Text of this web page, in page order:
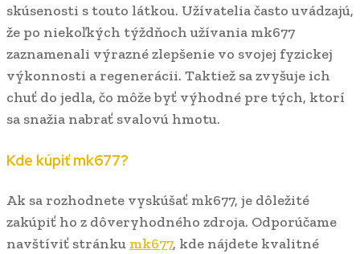
skúsenosti s touto látkou. Užívatelia často uvádzajú,
že po niekoľkých týždňoch užívania mk677
zaznamenali výrazné zlepšenie vo svojej fyzickej
výkonnosti a regenerácii. Taktiež sa zvyšuje ich
chuť do jedla, čo môže byť výhodné pre tých, ktorí
sa snažia nabrať svalovú hmotu.
Kde kúpiť mk677?
Ak sa rozhodnete vyskúšať mk677, je dôležité
zakúpiť ho z dôveryhodného zdroja. Odporúčame
navštíviť stránku mk677, kde nájdete kvalitné